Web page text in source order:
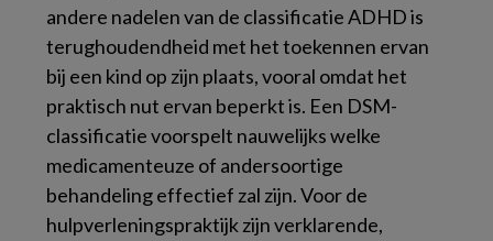
andere nadelen van de classificatie ADHD is
terughoudendheid met het toekennen ervan
bij een kind op zijn plaats, vooral omdat het
praktisch nut ervan beperkt is. Een DSM-
classificatie voorspelt nauwelijks welke
medicamenteuze of andersoortige
behandeling effectief zal zijn. Voor de
hulpverleningspraktijk zijn verklarende,